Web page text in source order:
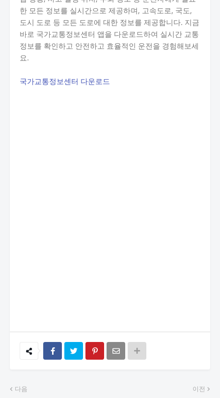
한 모든 정보를 실시간으로 제공하며, 고속도로, 국도,
도시 도로 등 모든 도로에 대한 정보를 제공합니다. 지금
바로 국가교통정보센터 앱을 다운로드하여 실시간 교통
정보를 확인하고 안전하고 효율적인 운전을 경험해보세
요.
국가교통정보센터 다운로드
다음 이전